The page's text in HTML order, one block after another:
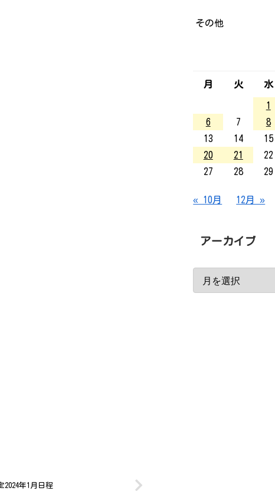
2024年1月日程
その他
月 火 水
1
6
7 8
13
14 15
20
21 22
27
28 29
« 10月 12月 »
アーカイブ